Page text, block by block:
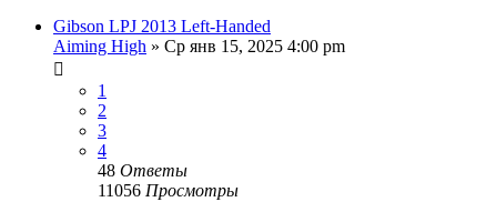
Gibson LPJ 2013 Left-Handed
Aiming High » Ср янв 15, 2025 4:00 pm
1
2
3
4
48 Ответы
11056 Просмотры